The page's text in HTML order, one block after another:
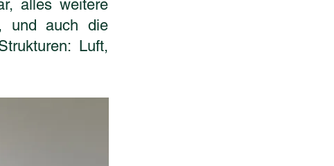
alles weitere
und auch die
Luft,